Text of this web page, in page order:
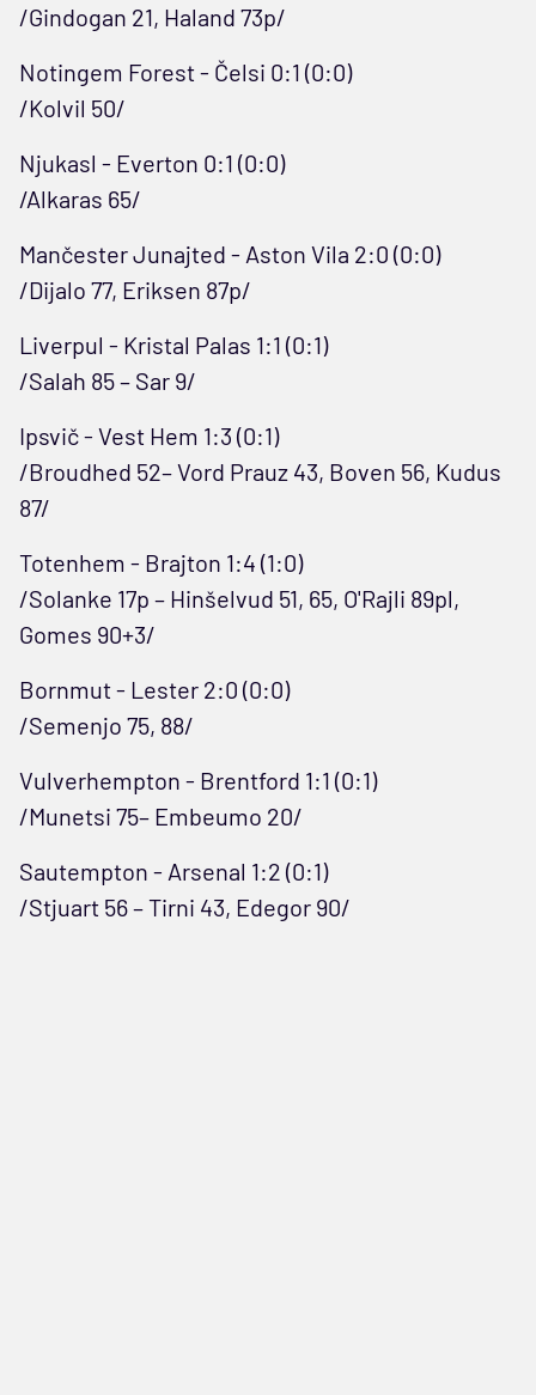
/Gindogan 21, Haland 73p/
Notingem Forest - Čelsi 0:1 (0:0)
/Kolvil 50/
Njukasl - Everton 0:1 (0:0)
/Alkaras 65/
Mančester Junajted - Aston Vila 2:0 (0:0)
/Dijalo 77, Eriksen 87p/
Liverpul - Kristal Palas 1:1 (0:1)
/Salah 85 – Sar 9/
Ipsvič - Vest Hem 1:3 (0:1)
/Broudhed 52– Vord Prauz 43, Boven 56, Kudus
87/
Totenhem - Brajton 1:4 (1:0)
/Solanke 17p – Hinšelvud 51, 65, O'Rajli 89pl,
Gomes 90+3/
Bornmut - Lester 2:0 (0:0)
/Semenjo 75, 88/
Vulverhempton - Brentford 1:1 (0:1)
/Munetsi 75– Embeumo 20/
Sautempton - Arsenal 1:2 (0:1)
/Stjuart 56 – Tirni 43, Edegor 90/